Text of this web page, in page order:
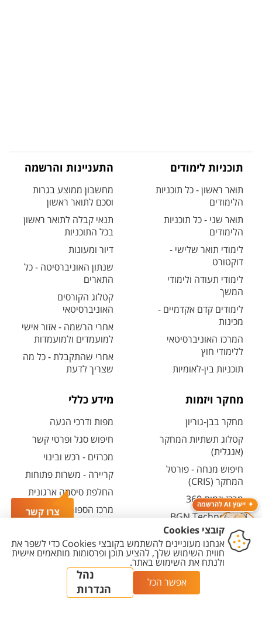
צרו קשר
ייעוץ AI להרשמה
תוכניות לימודים
תואר ראשון - כל תוכניות
הלימודים
תואר שני - כל תוכניות
הלימודים
לימודי תואר שלישי -
דוקטורט
לימודי תעודה ולימודי
המשך
לימודים קדם אקדמיים -
מכינות
המרכז האוניברסיטאי
ללימודי חוץ
תוכניות בין-לאומיות
התעניינות והרשמה
מחשבון ממוצע בגרות
וסכם לתואר ראשון
תנאי קבלה לתואר ראשון
בכל התוכניות
דיור ומעונות
שנתון האוניברסיטה - כל
התארים
קטלוג הקורסים
האוניברסיטאי
אחרי הרשמה - אזור אישי
למועמדים ולמועמדות
אחרי שהתקבלת - כל מה
שצריך לדעת
מחקר ויזמות
מחקר בבן-גוריון
קטלוג תשתיות המחקר
(אנגלית)
חיפוש מנחה - פורטל
המחקר (CRIS)
מרכז יזמות 360
BGN Technology
Transfer
פארק ההייטק
משרות אקדמיות
מידע כללי
מפות ודרכי הגעה
חיפוש סגל ופרטי קשר
מכרזים - רכש ובינוי
קריירה - משרות פתוחות
החלפת סיסמה ארגונית
מרכז הספורט והנופש
חירום